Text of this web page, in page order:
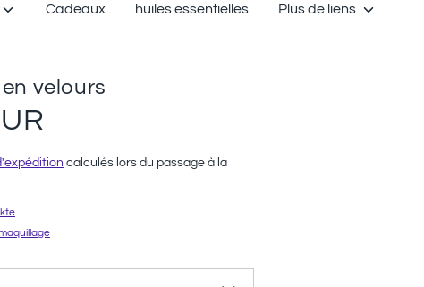
Cadeaux huiles essentielles Plus de liens
velours
calculés lors du passage à la